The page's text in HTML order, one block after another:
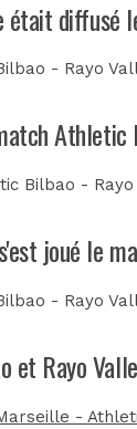
était diffusé
- Rayo
Athletic
Bilbao -
joué le
- Rayo
Rayo
-